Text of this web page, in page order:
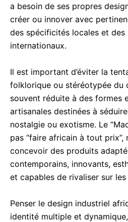
a besoin de ses propres
créer ou innover avec
des spécificités locales et des
internationaux.
Il est important d’éviter la
folklorique ou stéréotypée du
souvent réduite à des formes
artisanales destinées à
nostalgie ou exotisme. Le
pas “faire africain à tout prix”,
concevoir des produits
contemporains, innovants,
et capables de rivaliser sur
Penser le design industriel
identité multiple et